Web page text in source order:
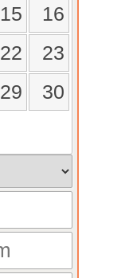
15
16
22
23
29
30